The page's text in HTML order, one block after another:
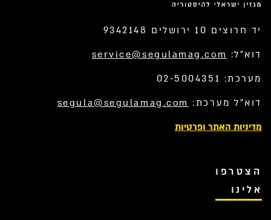
יד חרוצים 10 ירושלים 9342148
דוא”ל: service@segulamag.com
מערכת: 02-5004351
דוא”ל מערכת: segula@segulamag.com
מדיניות האתר ופרטיות
הצטרפו
אלינו